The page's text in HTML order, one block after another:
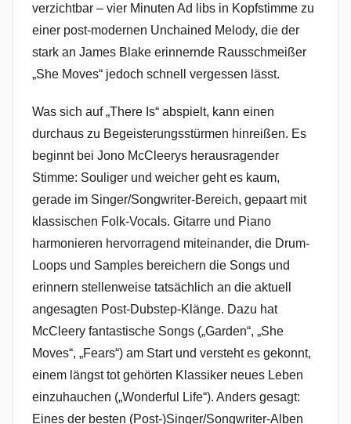
verzichtbar – vier Minuten Ad libs in Kopfstimme zu
einer post-modernen Unchained Melody, die der
stark an James Blake erinnernde Rausschmeißer
„She Moves“ jedoch schnell vergessen lässt.
Was sich auf „There Is“ abspielt, kann einen
durchaus zu Begeisterungsstürmen hinreißen. Es
beginnt bei Jono McCleerys herausragender
Stimme: Souliger und weicher geht es kaum,
gerade im Singer/Songwriter-Bereich, gepaart mit
klassischen Folk-Vocals. Gitarre und Piano
harmonieren hervorragend miteinander, die Drum-
Loops und Samples bereichern die Songs und
erinnern stellenweise tatsächlich an die aktuell
angesagten Post-Dubstep-Klänge. Dazu hat
McCleery fantastische Songs („Garden“, „She
Moves“, „Fears“) am Start und versteht es gekonnt,
einem längst tot gehörten Klassiker neues Leben
einzuhauchen („Wonderful Life“). Anders gesagt:
Eines der besten (Post-)Singer/Songwriter-Alben